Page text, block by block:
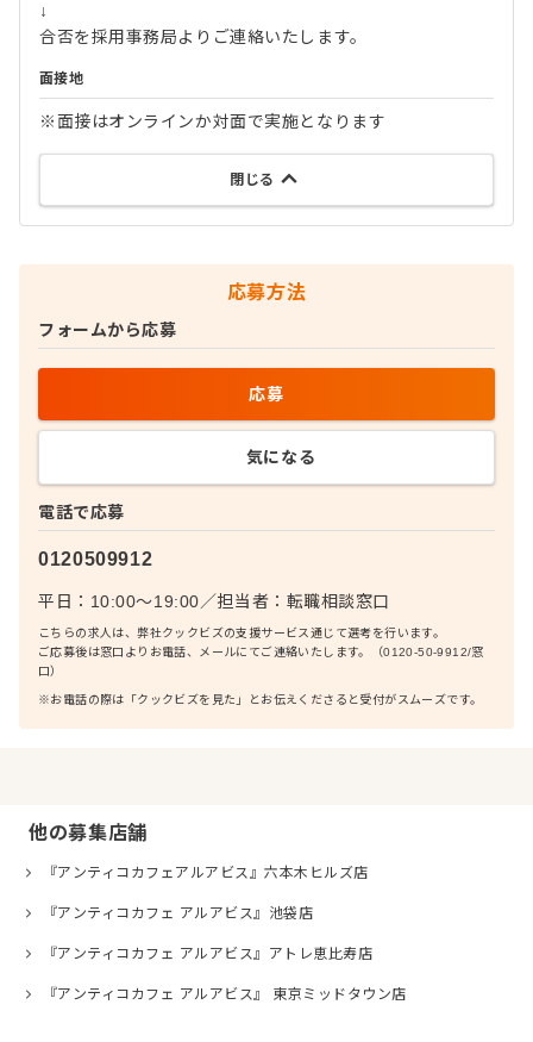
↓
合否を採用事務局よりご連絡いたします。
面接地
※面接はオンラインか対面で実施となります
閉じる
応募方法
電話で応募
0120509912
平日：10:00〜19:00／担当者： 転職相談窓口
こちらの求人は、弊社クックビズの支援サービス通じて選考を行います。
ご応募後は窓口よりお電話、メールにてご連絡いたします。（0120-50-9912/窓
口）
※お電話の際は「クックビズを見た」とお伝えくださると受付がスムーズです。
フォームから応募
応募
気になる
他の募集店舗
『アンティコカフェアルアビス』六本木ヒルズ店
『アンティコカフェ アルアビス』池袋店
『アンティコカフェ アルアビス』アトレ恵比寿店
『アンティコカフェ アルアビス』 東京ミッドタウン店